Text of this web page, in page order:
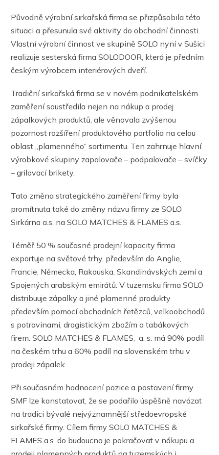
Původně výrobní sirkařská firma se přizpůsobila této
situaci a přesunula své aktivity do obchodní činnosti.
Vlastní výrobní činnost ve skupině SOLO nyní v Sušici
realizuje sesterská firma SOLODOOR, která je předním
českým výrobcem interiérových dveří.
Tradiční sirkařská firma se v novém podnikatelském
zaměření soustředila nejen na nákup a prodej
zápalkových produktů, ale věnovala zvýšenou
pozornost rozšíření produktového portfolia na celou
oblast „plamenného“ sortimentu. Ten zahrnuje hlavní
výrobkové skupiny zapalovače – podpalovače – svíčky
– grilovací brikety.
Tato změna strategického zaměření firmy byla
promítnuta také do změny názvu firmy ze SOLO
Sirkárna a.s. na SOLO MATCHES & FLAMES a.s.
Téměř 50 % současné prodejní kapacity firma
exportuje na světové trhy, především do Anglie,
Francie, Německa, Rakouska, Skandinávských zemí a
Spojených arabským emirátů. V tuzemsku firma SOLO
distribuuje zápalky a jiné plamenné produkty
především pomocí obchodních řetězců, velkoobchodů
s potravinami, drogistickým zbožím a tabákových
firem. SOLO MATCHES & FLAMES, a. s. má 90% podíl
na českém trhu a 60% podíl na slovenském trhu v
prodeji zápalek.
Při současném hodnocení pozice a postavení firmy
SMF lze konstatovat, že se podařilo úspěšně navázat
na tradici bývalé nejvýznamnější středoevropské
sirkařské firmy. Cílem firmy SOLO MATCHES &
FLAMES a.s. do budoucna je pokračovat v nákupu a